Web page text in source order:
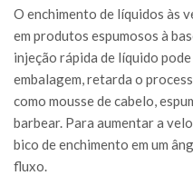
O enchimento de líquidos às
em produtos espumosos à
injeção rápida de líquido
embalagem, retarda o
como mousse de cabelo,
barbear. Para aumentar a
bico de enchimento em um
fluxo.